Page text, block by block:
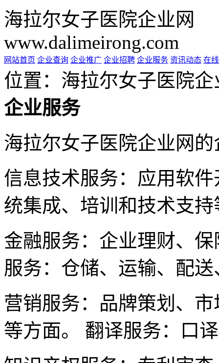
海拉尔女子医院企业网
www.dalimeirong.com
网站首页 企业查询 企业推广 企业招聘 企业服务 资讯动态 在
位置：海拉尔女子医院
企业服务
海拉尔女子医院企业网
信息技术服务：应用软
统集成、培训和技术支
金融服务：企业理财、
服务：仓储、运输、配
营销服务：品牌策划、
等方面。 翻译服务：口